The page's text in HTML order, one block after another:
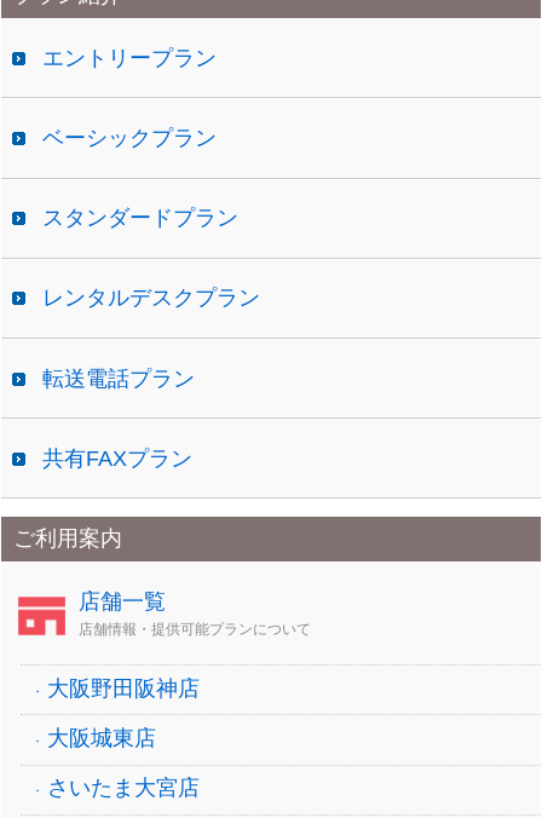
エントリープラン
ベーシックプラン
スタンダードプラン
レンタルデスクプラン
転送電話プラン
共有FAXプラン
ご利用案内
店舗一覧
店舗情報・提供可能プランについて
大阪野田阪神店
大阪城東店
さいたま大宮店